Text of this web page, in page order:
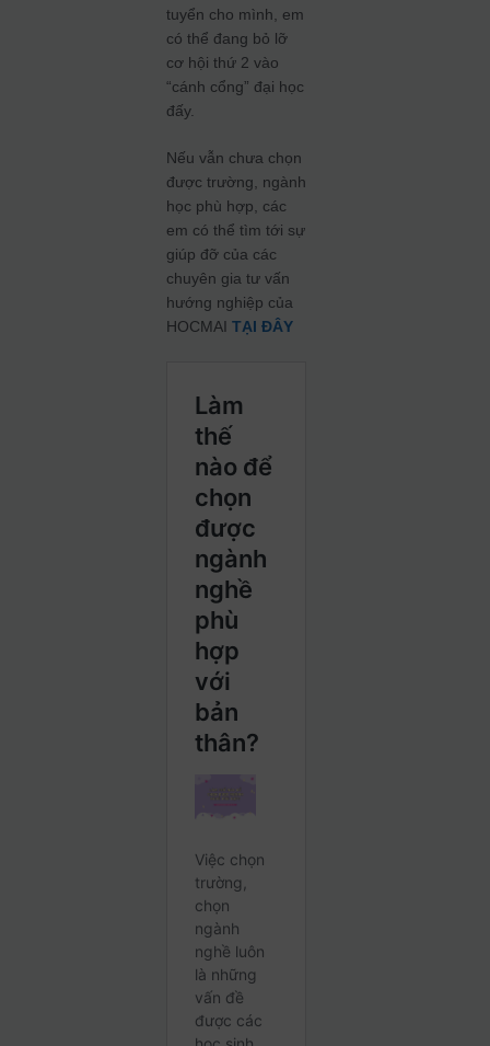
tuyển cho mình, em
có thể đang bỏ lỡ
cơ hội thứ 2 vào
“cánh cổng” đại học
đấy.
Nếu vẫn chưa chọn
được trường, ngành
học phù hợp, các
em có thể tìm tới sự
giúp đỡ của các
chuyên gia tư vấn
hướng nghiệp của
HOCMAITẠI ĐÂY